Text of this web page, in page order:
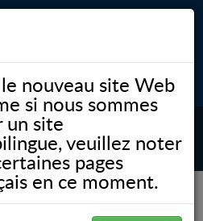
nouveau site Web
si nous sommes
un site
veuillez noter
pages
en ce moment.
Accessibilité A- A+ English
MENU
Electives